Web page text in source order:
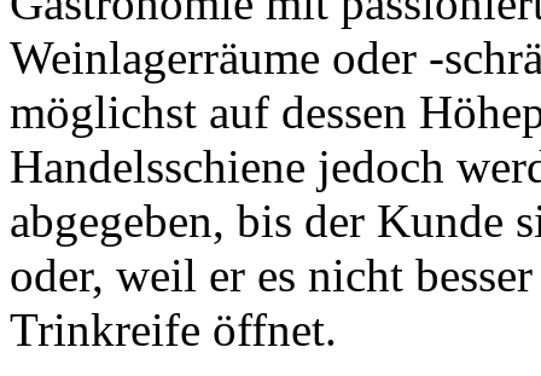
Weinlagerräume oder -
möglichst auf dessen
Handelsschiene jedoch
abgegeben, bis der Kunde
oder, weil er es nicht
Trinkreife öffnet.